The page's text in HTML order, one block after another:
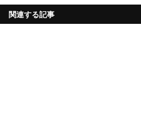
関連する記事